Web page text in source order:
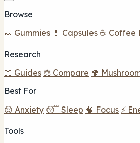
Browse
🍬 Gummies 💊 Capsules ☕ Coffee
Research
📖 Guides ⚖️ Compare 🍄
Best For
😌 Anxiety 😴 Sleep 🧠 Focus ⚡
Tools